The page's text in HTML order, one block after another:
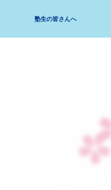
塾生の皆さんへ